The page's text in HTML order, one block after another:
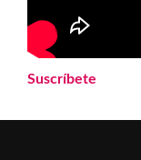
Suscríbete